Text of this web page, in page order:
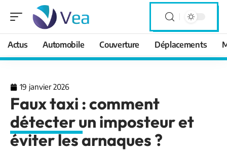
Actus Automobile Couverture Déplacements
19 janvier 2026
Faux taxi : comment
détecter un imposteur et
éviter les arnaques ?